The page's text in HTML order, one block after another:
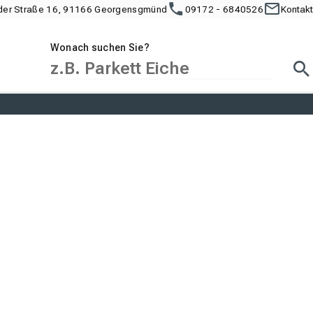
Straße 16, 91166 Georgensgmünd 09172 - 6840526 Kontakt
Wonach suchen Sie?